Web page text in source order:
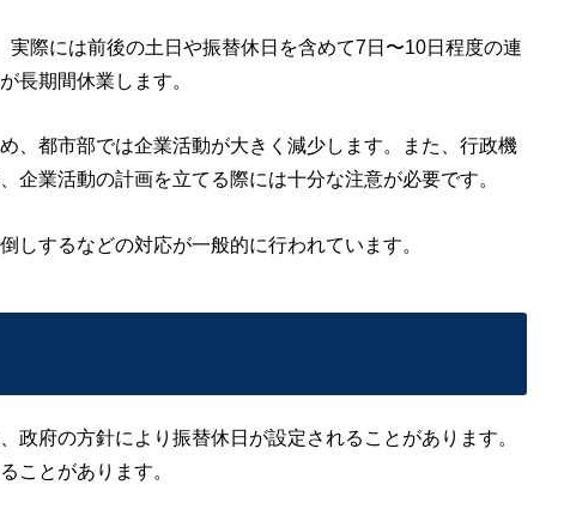
際には前後の土日や振替休日を含めて7日〜10日程度の連
長期間休業します。
、都市部では企業活動が大きく減少します。また、行政機
企業活動の計画を立てる際には十分な注意が必要です。
しするなどの対応が一般的に行われています。
政府の方針により振替休日が設定されることがあります。
ことがあります。